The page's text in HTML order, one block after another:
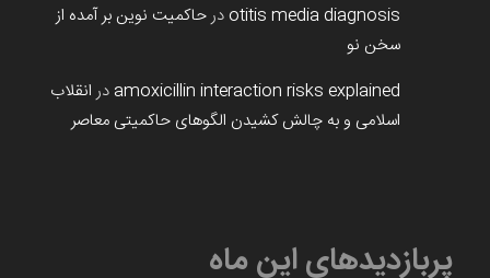
otitis media diagnosisدرحاکمیت نوین بر آمده از
سخن نو
amoxicillin interaction risks explained در انقلاب
اسلامی و به چالش کشیدن الگوهای حاکمیتی معاصر
پربازدیدهای این ماه